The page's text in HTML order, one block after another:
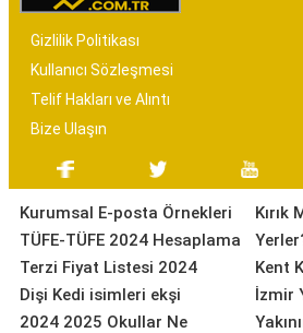
Gizlilik Politikası
Kullanıcı Sözleşmesi
Telif Hakları ve Alıntı
Bize Ulaşın
Kurumsal E-posta Örnekleri
TÜFE-TÜFE 2024 Hesaplama
Terzi Fiyat Listesi 2024
Dişi Kedi isimleri ekşi
2024 2025 Okullar Ne
Kırık
Kent
İzmir